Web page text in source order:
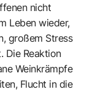
nicht
Leben wieder,
großem Stress
Die Reaktion
Weinkrämpfe
Flucht in die